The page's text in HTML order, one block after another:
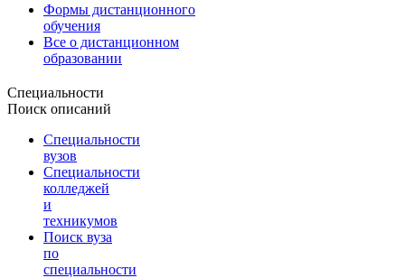
Формы дистанционного
обучения
Все о дистанционном
образовании
Специальности
Поиск описаний
Специальности
вузов
Специальности
колледжей
и
техникумов
Поиск вуза
по
специальности